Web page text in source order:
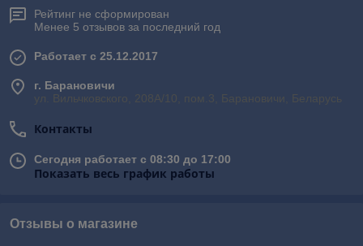
Рейтинг не сформирован
Менее 5 отзывов за последний год
Работает с 25.12.2017
г. Барановичи
ул. Вильчковского, 208А/10, пом.3, Барановичи, Беларусь
Контакты
Сегодня работает с 08:30 до 17:00
Показать весь график работы
Отзывы о магазине